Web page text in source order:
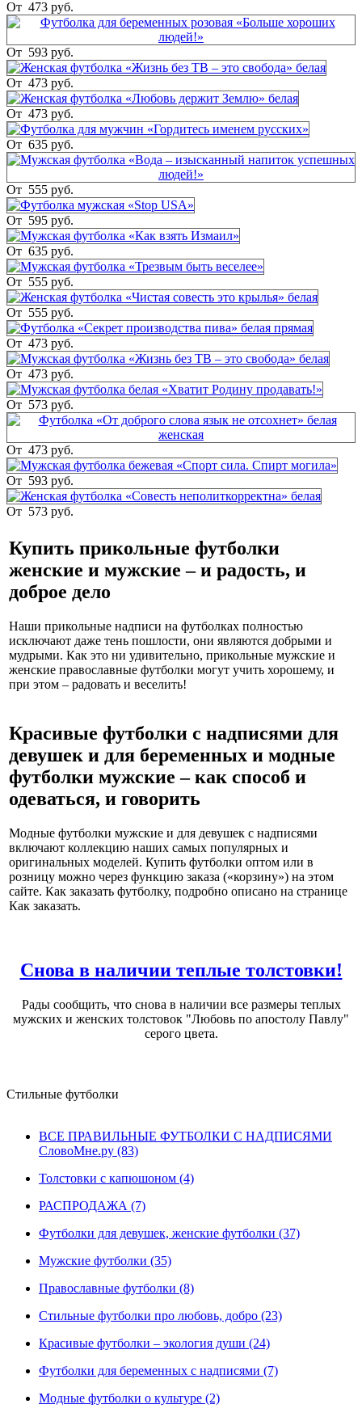
От 473 руб.
От 593 руб.
От 473 руб.
От 473 руб.
От 635 руб.
От 555 руб.
От 595 руб.
От 635 руб.
От 555 руб.
От 555 руб.
От 473 руб.
От 473 руб.
От 573 руб.
От 473 руб.
От 593 руб.
От 573 руб.
Купить прикольные футболки
женские и мужские – и радость, и
доброе дело
Наши прикольные надписи на футболках полностью
исключают даже тень пошлости, они являются добрыми и
мудрыми. Как это ни удивительно, прикольные мужские и
женские православные футболки могут учить хорошему, и
при этом – радовать и веселить!
Красивые футболки с надписями для
девушек и для беременных и модные
футболки мужские – как способ и
одеваться, и говорить
Модные футболки мужские и для девушек с надписями
включают коллекцию наших самых популярных и
оригинальных моделей. Купить футболки оптом или в
розницу можно через функцию заказа («корзину») на этом
сайте. Как заказать футболку, подробно описано на странице
Как заказать.
Снова в наличии теплые толстовки!
Рады сообщить, что снова в наличии все размеры теплых
мужских и женских толстовок "Любовь по апостолу Павлу"
серого цвета.
Стильные футболки
ВСЕ ПРАВИЛЬНЫЕ ФУТБОЛКИ С НАДПИСЯМИ
СловоМне.ру (83)
Толстовки с капюшоном (4)
РАСПРОДАЖА (7)
Футболки для девушек, женские футболки (37)
Мужские футболки (35)
Православные футболки (8)
Стильные футболки про любовь, добро (23)
Красивые футболки – экология души (24)
Футболки для беременных с надписями (7)
Модные футболки о культуре (2)